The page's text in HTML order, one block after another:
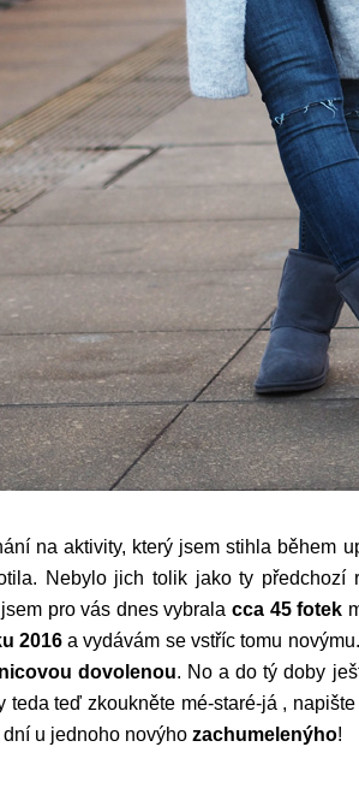
na aktivity, který jsem stihla během
Nebylo jich tolik jako ty
pro vás dnes vybrala cca 45 fotek
2016a vydávám se vstříc tomu
dovolenou. No a do tý doby
teda teď zkoukněte mé-staré-já ,
u jednoho novýho zachumelenýho!